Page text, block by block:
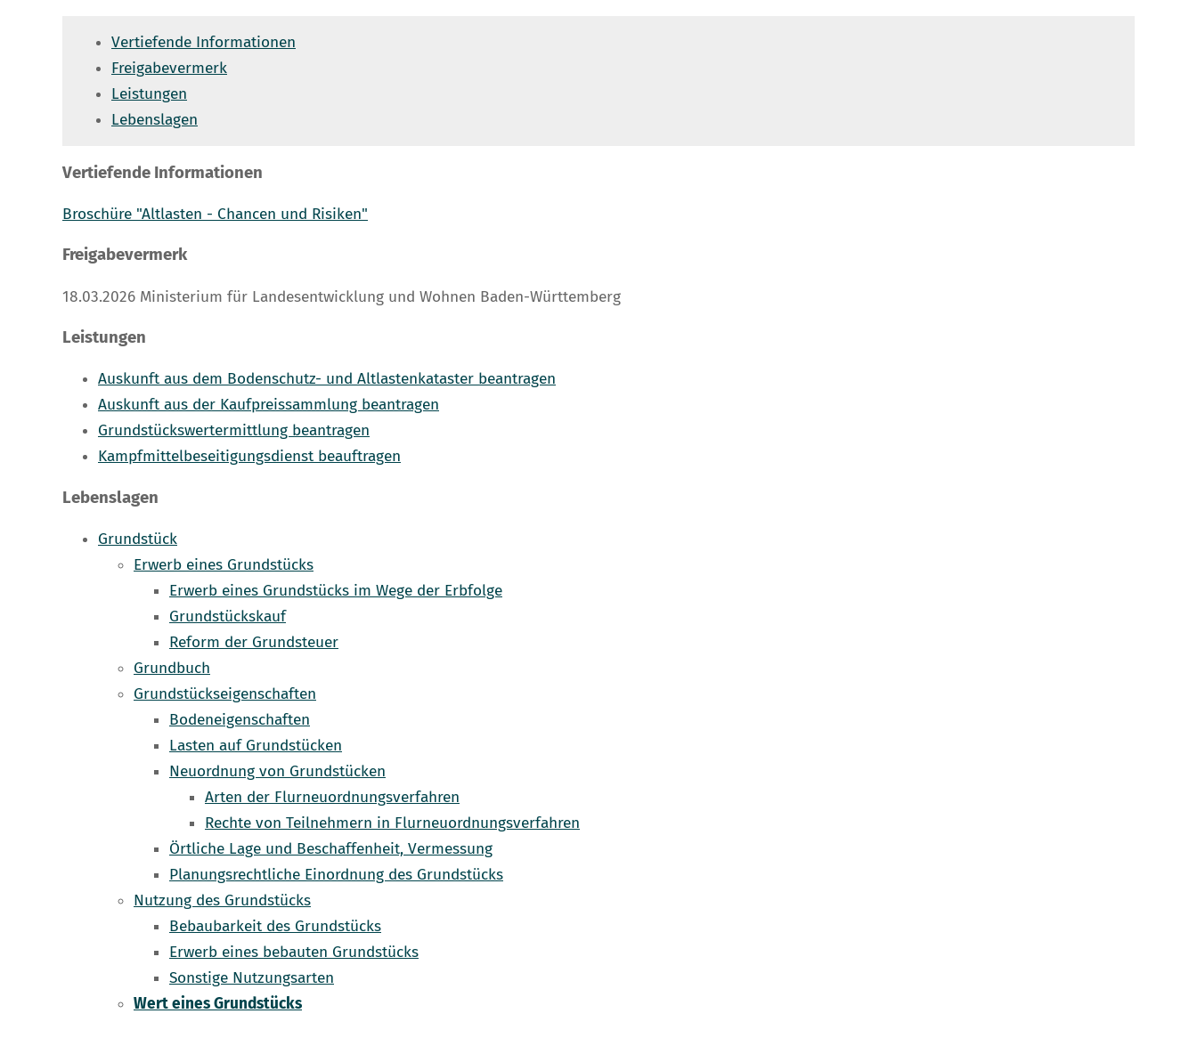
Vertiefende Informationen
Freigabevermerk
Leistungen
Lebenslagen
Vertiefende Informationen
Broschüre "Altlasten - Chancen und Risiken"
Freigabevermerk
18.03.2026 Ministerium für Landesentwicklung und Wohnen Baden-Württemberg
Leistungen
Auskunft aus dem Bodenschutz- und Altlastenkataster beantragen
Auskunft aus der Kaufpreissammlung beantragen
Grundstückswertermittlung beantragen
Kampfmittelbeseitigungsdienst beauftragen
Lebenslagen
Grundstück
Erwerb eines Grundstücks
Erwerb eines Grundstücks im Wege der Erbfolge
Grundstückskauf
Reform der Grundsteuer
Grundbuch
Grundstückseigenschaften
Bodeneigenschaften
Lasten auf Grundstücken
Neuordnung von Grundstücken
Arten der Flurneuordnungsverfahren
Rechte von Teilnehmern in Flurneuordnungsverfahren
Örtliche Lage und Beschaffenheit, Vermessung
Planungsrechtliche Einordnung des Grundstücks
Nutzung des Grundstücks
Bebaubarkeit des Grundstücks
Erwerb eines bebauten Grundstücks
Sonstige Nutzungsarten
Wert eines Grundstücks